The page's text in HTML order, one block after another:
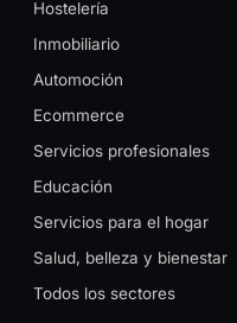
Hostelería
Inmobiliario
Automoción
Ecommerce
Servicios profesionales
Educación
Servicios para el hogar
Salud, belleza y bienestar
Todos los sectores